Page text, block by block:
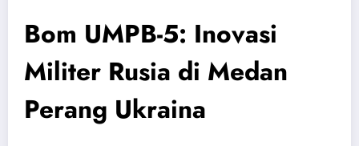
Bom UMPB-5: Inovasi
Militer Rusia di Medan
Perang Ukraina